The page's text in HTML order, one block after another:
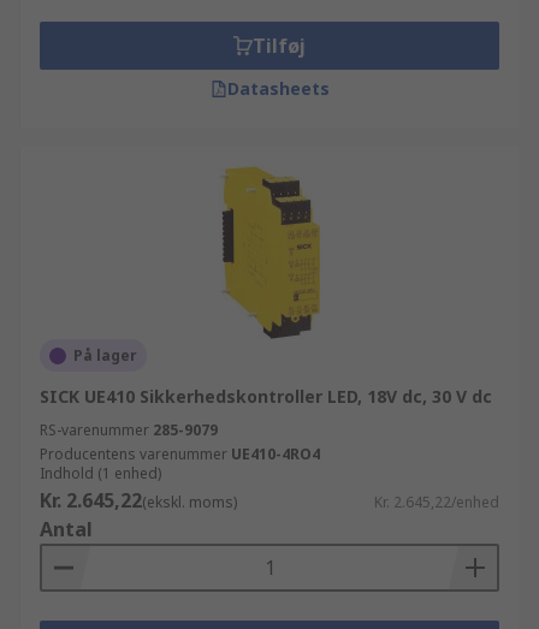
Tilføj
Datasheets
På lager
SICK UE410 Sikkerhedskontroller LED, 18V dc, 30 V dc
RS-varenummer 285-9079
Producentens varenummer UE410-4RO4
Indhold (1 enhed)
Kr. 2.645,22(ekskl. moms) Kr. 2.645,22/enhed
Antal